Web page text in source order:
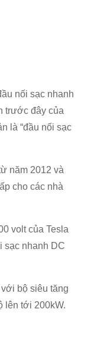
nối sạc nhanh
trước đây của
là “đầu nối sạc
năm 2012 và
cho các nhà
volt của Tesla
sạc nhanh DC
bộ siêu tăng
lên tới 200kW.